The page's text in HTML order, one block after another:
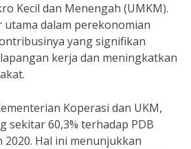
Kecil dan Menengah (UMKM).
utama dalam perekonomian
yang signifikan
kerja dan meningkatkan
Koperasi dan UKM,
sekitar 60,3% terhadap PDB
Hal ini menunjukkan